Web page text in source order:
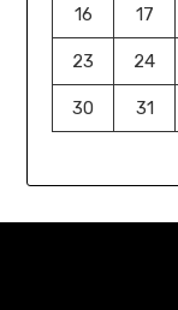
16 17
23 24
30
31